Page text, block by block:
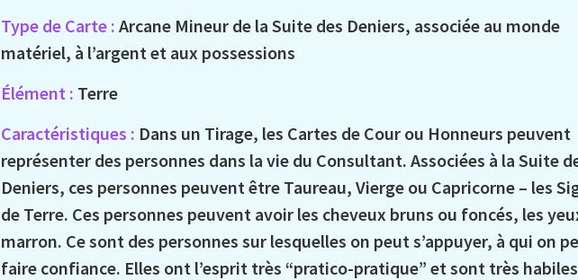
Type de Carte : Arcane Mineur de la Suite des Deniers, associée au monde
matériel, à l’argent et aux possessions
Élément : Terre
Caractéristiques : Dans un Tirage, les Cartes de Cour ou Honneurs peuvent
représenter des personnes dans la vie du Consultant. Associées à la Suite
Deniers, ces personnes peuvent être Taureau, Vierge ou Capricorne – les
de Terre. Ces personnes peuvent avoir les cheveux bruns ou foncés, les
marron. Ce sont des personnes sur lesquelles on peut s’appuyer, à qui on
faire confiance. Elles ont l’esprit très “pratico-pratique” et sont très